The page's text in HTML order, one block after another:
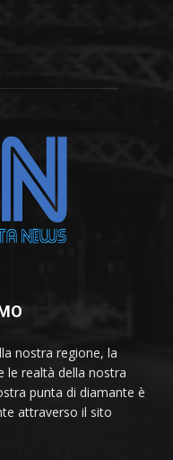
nostra regione, la
le realtà della nostra
punta di diamante è
attraverso il sito